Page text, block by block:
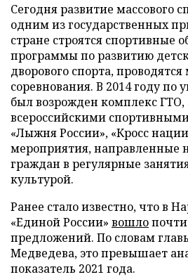
Сегодня развитие массового
одним из государственных
стране строятся спортивные
программы по развитию
дворового спорта, проводятся
соревнования. В 2014 году по
был возрожден комплекс
всероссийскими
«Лыжня России», «Кросс
мероприятия, направленные
граждан в регулярные
культурой.
Ранее стало известно, что в
«Единой России» вошло
предложений. По словам
Медведева, это превышает
показатель 2021 года.